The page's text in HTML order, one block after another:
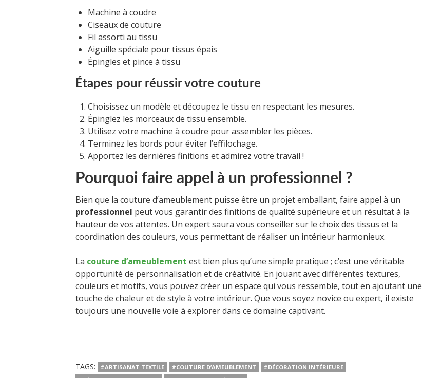
Machine à coudre
Ciseaux de couture
Fil assorti au tissu
Aiguille spéciale pour tissus épais
Épingles et pince à tissu
Étapes pour réussir votre couture
Choisissez un modèle et découpez le tissu en respectant les mesures.
Épinglez les morceaux de tissu ensemble.
Utilisez votre machine à coudre pour assembler les pièces.
Terminez les bords pour éviter l’effilochage.
Apportez les dernières finitions et admirez votre travail !
Pourquoi faire appel à un professionnel ?
Bien que la couture d’ameublement puisse être un projet emballant, faire appel à un
professionnel peut vous garantir des finitions de qualité supérieure et un résultat à la
hauteur de vos attentes. Un expert saura vous conseiller sur le choix des tissus et la
coordination des couleurs, vous permettant de réaliser un intérieur harmonieux.
La couture d’ameublement est bien plus qu’une simple pratique ; c’est une véritable
opportunité de personnalisation et de créativité. En jouant avec différentes textures,
couleurs et motifs, vous pouvez créer un espace qui vous ressemble, tout en ajoutant une
touche de chaleur et de style à votre intérieur. Que vous soyez novice ou expert, il existe
toujours une nouvelle voie à explorer dans ce domaine captivant.
TAGS: #ARTISANAT TEXTILE #COUTURE D’AMEUBLEMENT
#DÉCORATION INTÉRIEURE